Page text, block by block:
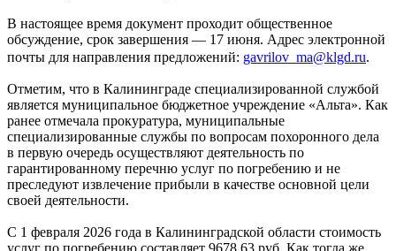
В настоящее время документ проходит общественное
обсуждение, срок завершения — 17 июня. Адрес электронной
почты для направления предложений: gavrilov_ma@klgd.ru.
Отметим, что в Калининграде специализированной службой
является муниципальное бюджетное учреждение «Альта». Как
ранее отмечала прокуратура, муниципальные
специализированные службы по вопросам похоронного дела
в первую очередь осуществляют деятельность по
гарантированному перечню услуг по погребению и не
преследуют извлечение прибыли в качестве основной цели
своей деятельности.
С 1 февраля 2026 года в Калининградской области стоимость
услуг по погребению составляет 9678,63 руб. Как тогда же